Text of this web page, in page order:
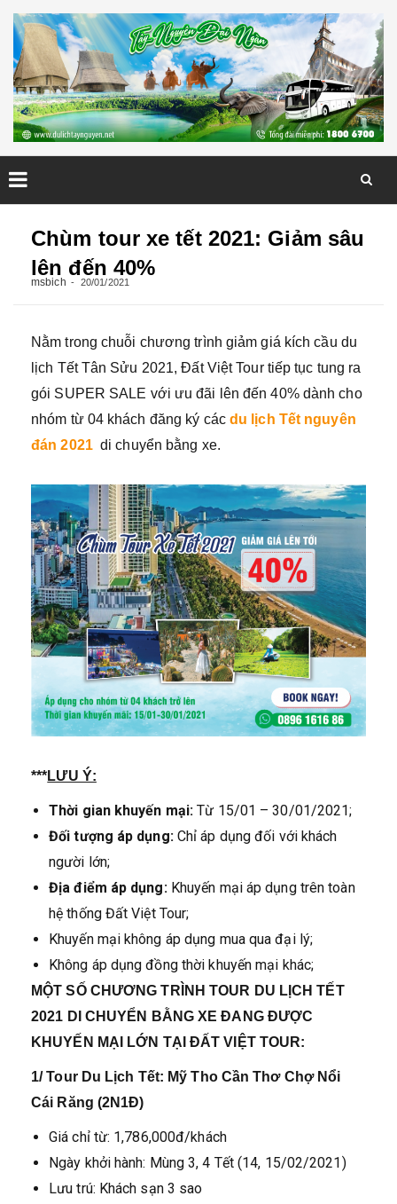
Chùm tour xe tết 2021: Giảm sâu
lên đến 40%
msbich 20/01/2021
Nằm trong chuỗi chương trình giảm giá kích cầu du
lịch Tết Tân Sửu 2021, Đất Việt Tour tiếp tục tung ra
gói SUPER SALE với ưu đãi lên đến 40% dành cho
nhóm từ 04 khách đăng ký các du lịch Tết nguyên
đán 2021 di chuyển bằng xe.
***LƯU Ý:
Thời gian khuyến mại: Từ 15/01 – 30/01/2021;
Đối tượng áp dụng: Chỉ áp dụng đối với khách
người lớn;
Địa điểm áp dụng:Khuyến mại áp dụng trên toàn
hệ thống Đất Việt Tour;
Khuyến mại không áp dụng mua qua đại lý;
Không áp dụng đồng thời khuyến mại khác;
MỘT SỐ CHƯƠNG TRÌNH TOUR DU LỊCH TẾT
2021 DI CHUYỂN BẰNG XE ĐANG ĐƯỢC
KHUYẾN MẠI LỚN TẠI ĐẤT VIỆT TOUR:
1/ Tour Du Lịch Tết: Mỹ Tho Cần Thơ Chợ Nổi
Cái Răng (2N1Đ)
Giá chỉ từ: 1,786,000đ/khách
Ngày khởi hành: Mùng 3, 4 Tết (14, 15/02/2021)
Lưu trú: Khách sạn 3 sao